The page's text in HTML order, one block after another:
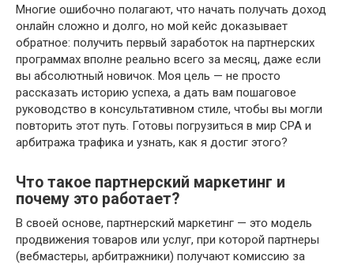
Многие ошибочно полагают, что начать получать доход
онлайн сложно и долго, но мой кейс доказывает
обратное: получить первый заработок на партнерских
программах вполне реально всего за месяц, даже если
вы абсолютный новичок. Моя цель — не просто
рассказать историю успеха, а дать вам пошаговое
руководство в консультативном стиле, чтобы вы могли
повторить этот путь. Готовы погрузиться в мир CPA и
арбитража трафика и узнать, как я достиг этого?
Что такое партнерский маркетинг и
почему это работает?
В своей основе, партнерский маркетинг — это модель
продвижения товаров или услуг, при которой партнеры
(вебмастеры, арбитражники) получают комиссию за